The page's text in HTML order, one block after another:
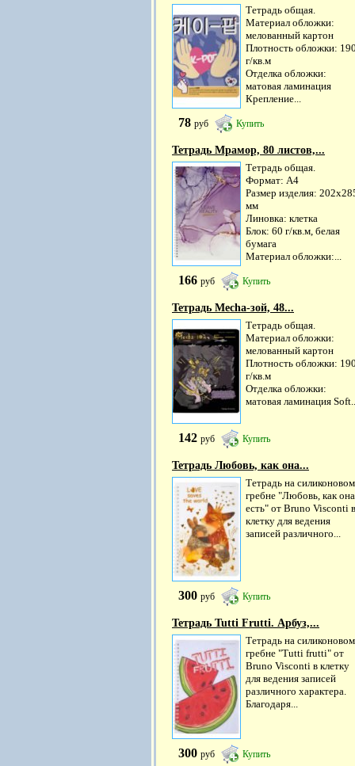
Тетрадь общая.
Материал обложки:
мелованный картон
Плотность обложки:
г/кв.м
Отделка обложки:
матовая ламинация
Крепление...
78 руб Купить
Тетрадь Мрамор, 80 листов,...
Тетрадь общая.
Формат: А4
Размер изделия:
мм
Линовка: клетка
Блок: 60 г/кв.м, белая
бумага
Материал обложки:...
166 руб Купить
Тетрадь Mecha-зой, 48...
Тетрадь общая.
Материал обложки:
мелованный картон
Плотность обложки:
г/кв.м
Отделка обложки:
матовая ламинация
142 руб Купить
Тетрадь Любовь, как она...
Тетрадь на силиконовом
гребне "Любовь, как она
есть" от Bruno Visconti в
клетку для ведения
записей различного...
300 руб Купить
Тетрадь Tutti Frutti. Арбуз,...
Тетрадь на силиконовом
гребне "Tutti frutti" от
Bruno Visconti в клетку
для ведения записей
различного характера.
Благодаря...
300 руб Купить